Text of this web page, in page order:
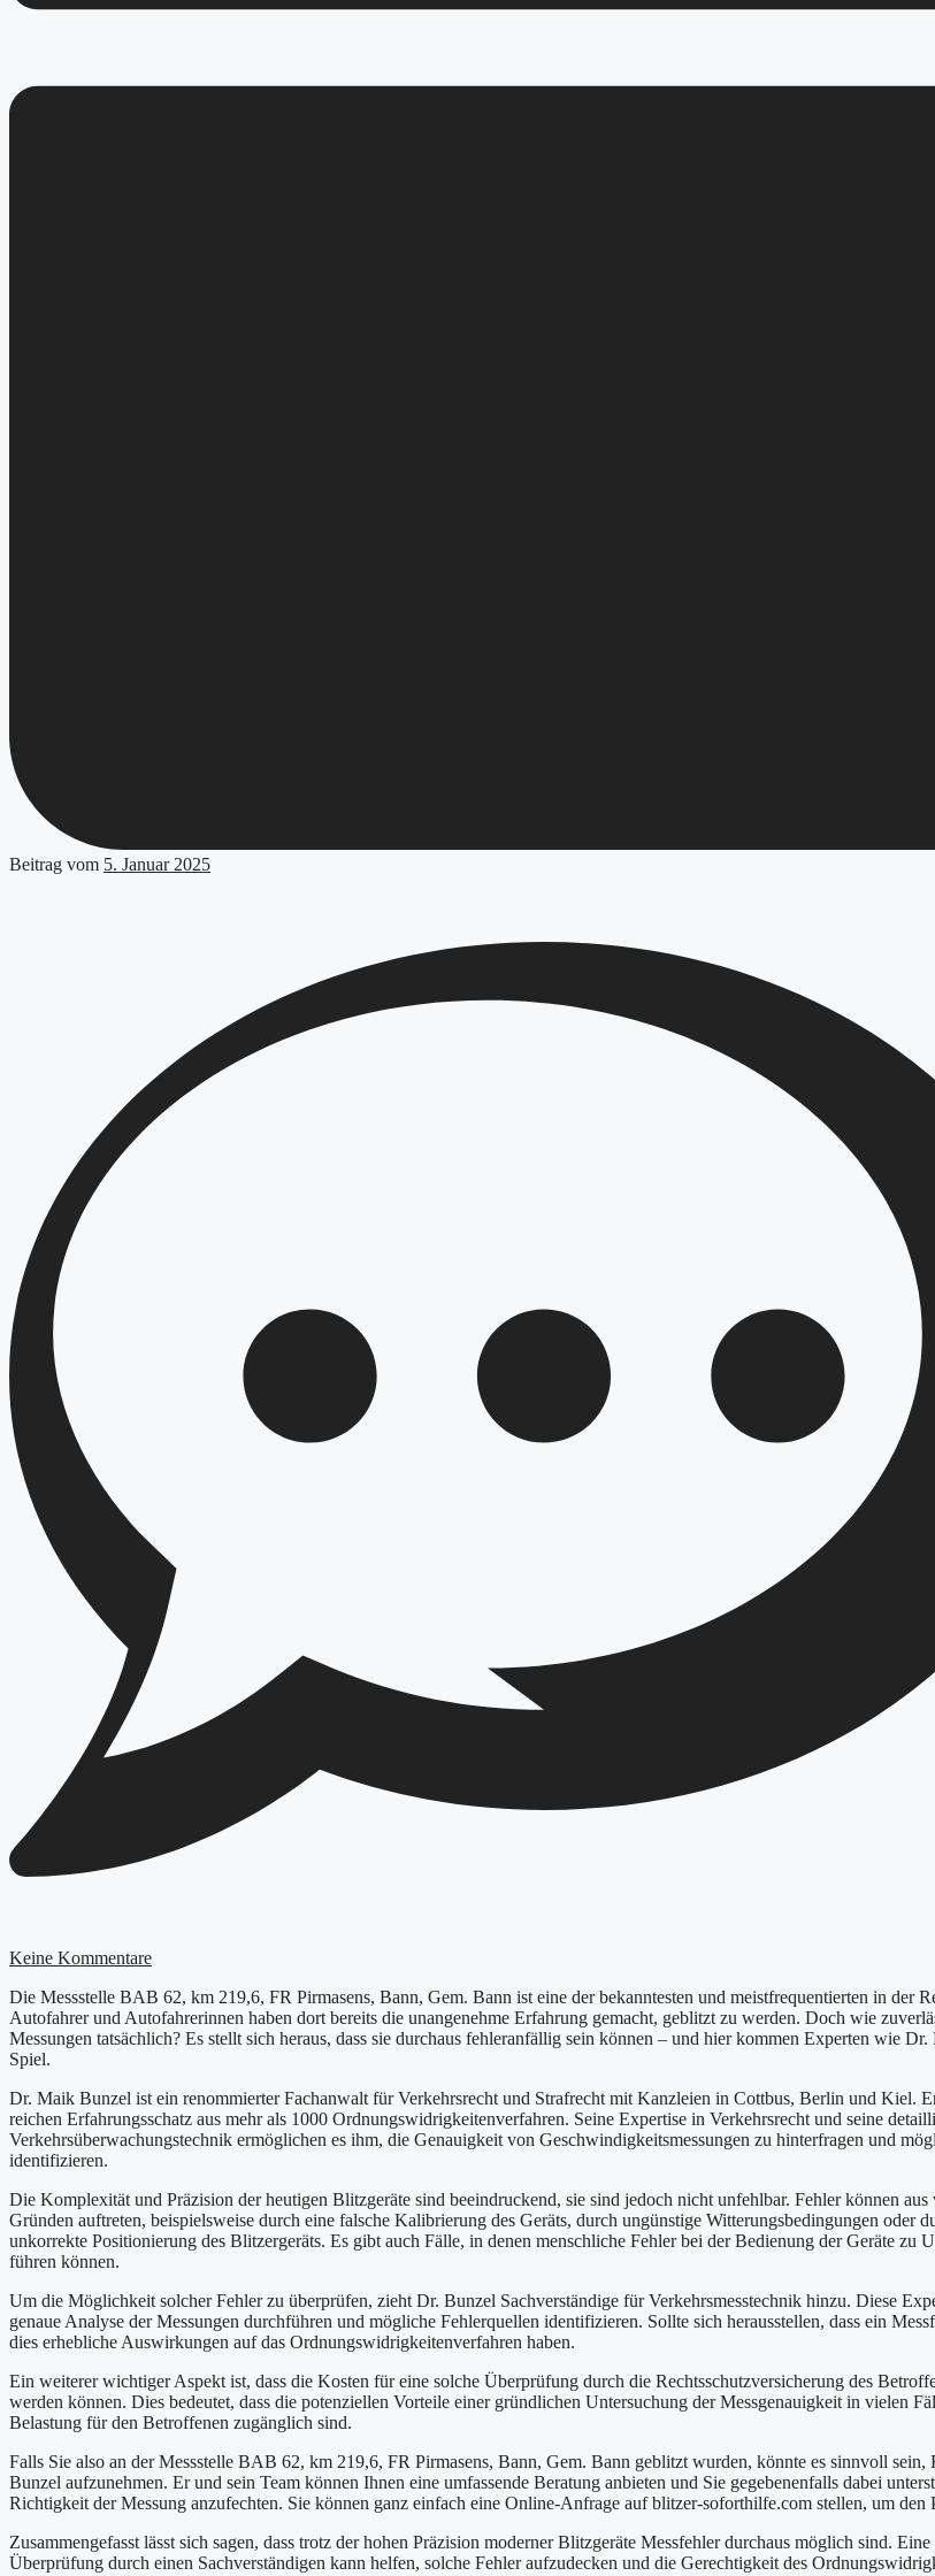
Beitrag vom 5. Januar 2025
Keine Kommentare
Die Messstelle BAB 62, km 219,6, FR Pirmasens, Bann, Gem. Bann ist eine der bekanntesten und meistfrequentierten in der
Autofahrer und Autofahrerinnen haben dort bereits die unangenehme Erfahrung gemacht, geblitzt zu werden. Doch wie
Messungen tatsächlich? Es stellt sich heraus, dass sie durchaus fehleranfällig sein können – und hier kommen Experten wie
Spiel.
Dr. Maik Bunzel ist ein renommierter Fachanwalt für Verkehrsrecht und Strafrecht mit Kanzleien in Cottbus, Berlin und Kiel.
reichen Erfahrungsschatz aus mehr als 1000 Ordnungswidrigkeitenverfahren. Seine Expertise in Verkehrsrecht und seine
Verkehrsüberwachungstechnik ermöglichen es ihm, die Genauigkeit von Geschwindigkeitsmessungen zu hinterfragen und
identifizieren.
Die Komplexität und Präzision der heutigen Blitzgeräte sind beeindruckend, sie sind jedoch nicht unfehlbar. Fehler können aus
Gründen auftreten, beispielsweise durch eine falsche Kalibrierung des Geräts, durch ungünstige Witterungsbedingungen oder
unkorrekte Positionierung des Blitzergeräts. Es gibt auch Fälle, in denen menschliche Fehler bei der Bedienung der Geräte zu
führen können.
Um die Möglichkeit solcher Fehler zu überprüfen, zieht Dr. Bunzel Sachverständige für Verkehrsmesstechnik hinzu. Diese
genaue Analyse der Messungen durchführen und mögliche Fehlerquellen identifizieren. Sollte sich herausstellen, dass ein
dies erhebliche Auswirkungen auf das Ordnungswidrigkeitenverfahren haben.
Ein weiterer wichtiger Aspekt ist, dass die Kosten für eine solche Überprüfung durch die Rechtsschutzversicherung des
werden können. Dies bedeutet, dass die potenziellen Vorteile einer gründlichen Untersuchung der Messgenauigkeit in vielen
Belastung für den Betroffenen zugänglich sind.
Falls Sie also an der Messstelle BAB 62, km 219,6, FR Pirmasens, Bann, Gem. Bann geblitzt wurden, könnte es sinnvoll sein,
Bunzel aufzunehmen. Er und sein Team können Ihnen eine umfassende Beratung anbieten und Sie gegebenenfalls dabei
Richtigkeit der Messung anzufechten. Sie können ganz einfach eine Online-Anfrage auf blitzer-soforthilfe.com stellen, um den
Zusammengefasst lässt sich sagen, dass trotz der hohen Präzision moderner Blitzgeräte Messfehler durchaus möglich sind.
Überprüfung durch einen Sachverständigen kann helfen, solche Fehler aufzudecken und die Gerechtigkeit des